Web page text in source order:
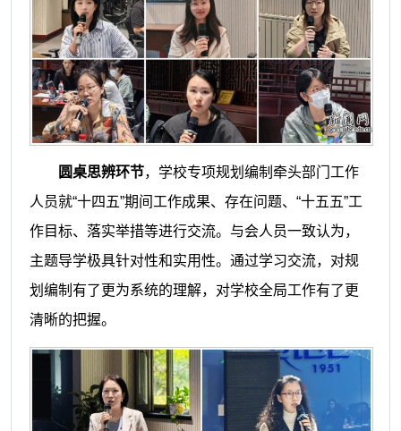
圆桌思辨环节，学校专项规划编制牵头部门工作
人员就“十四五”期间工作成果、存在问题、“十五五”工
作目标、落实举措等进行交流。与会人员一致认为，
主题导学极具针对性和实用性。通过学习交流，对规
划编制有了更为系统的理解，对学校全局工作有了更
清晰的把握。